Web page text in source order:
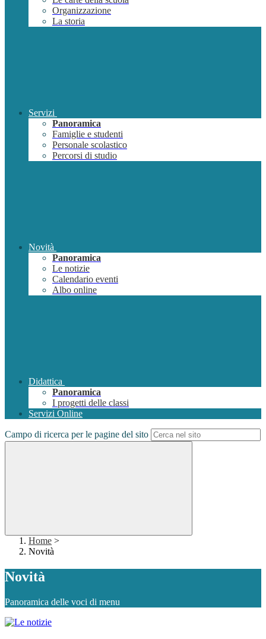
Organizzazione
La storia
Servizi
Panoramica
Famiglie e studenti
Personale scolastico
Percorsi di studio
Novità
Panoramica
Le notizie
Calendario eventi
Albo online
Didattica
Panoramica
I progetti delle classi
Servizi Online
Campo di ricerca per le pagine del sito
Home >
Novità
Novità
Panoramica delle voci di menu